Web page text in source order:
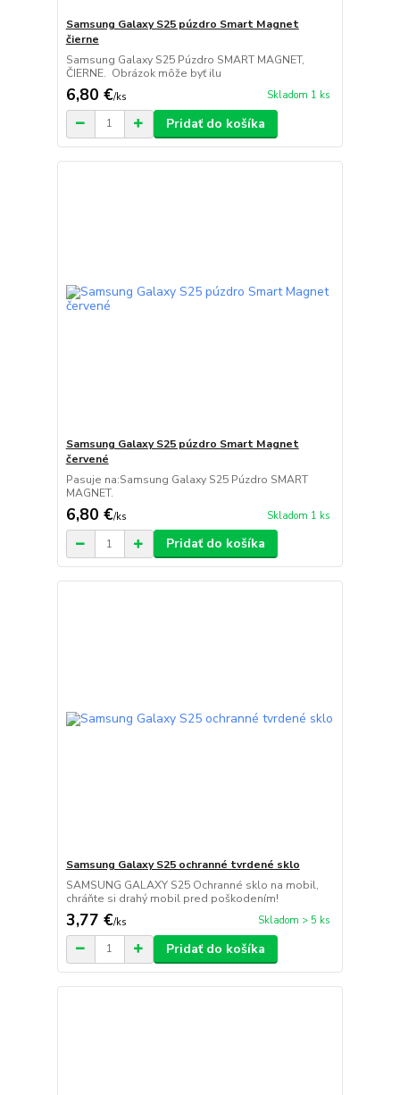
Samsung Galaxy S25 púzdro Smart Magnet
čierne
Samsung Galaxy S25 Púzdro SMART MAGNET,
ČIERNE. Obrázok môže byť ilu
6,80 €/ks Skladom 1 ks
Pridať do košíka
Samsung Galaxy S25 púzdro Smart Magnet
červené
Pasuje na:Samsung Galaxy S25 Púzdro SMART
MAGNET.
6,80 €/ks Skladom 1 ks
Pridať do košíka
Samsung Galaxy S25 ochranné tvrdené sklo
SAMSUNG GALAXY S25 Ochranné sklo na mobil,
chráňte si drahý mobil pred poškodením!
3,77 €/ks Skladom > 5 ks
Pridať do košíka